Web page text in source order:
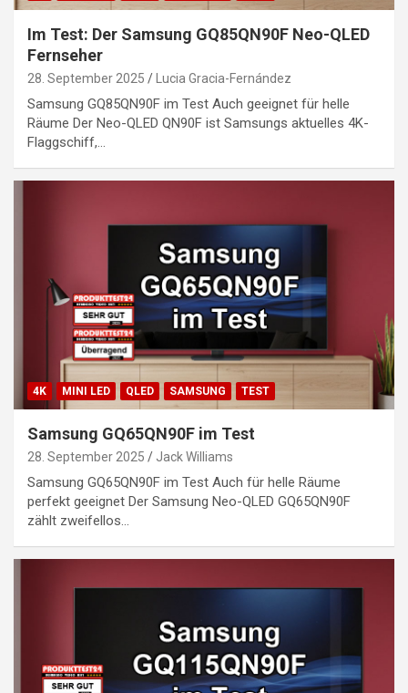
Im Test: Der Samsung GQ85QN90F Neo-QLED
Fernseher
28. September 2025 Lucia Gracia-Fernández
Samsung GQ85QN90F im Test Auch geeignet für helle
Räume Der Neo-QLED QN90F ist Samsungs aktuelles 4K-
Flaggschiff,…
4K MINI LED QLED SAMSUNG TEST
Samsung GQ65QN90F im Test
28. September 2025 Jack Williams
Samsung GQ65QN90F im Test Auch für helle Räume
perfekt geeignet Der Samsung Neo-QLED GQ65QN90F
zählt zweifellos…